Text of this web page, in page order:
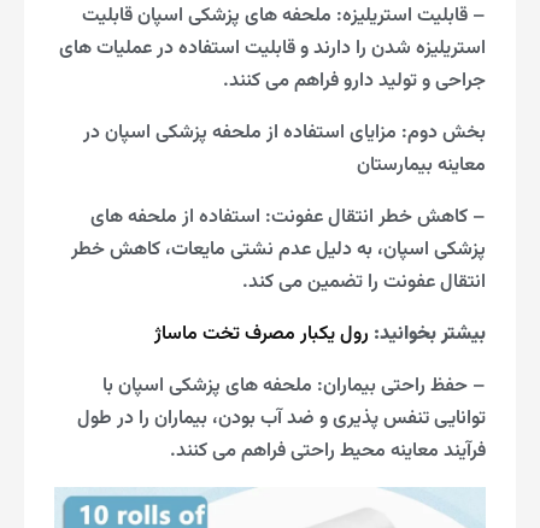
– قابلیت استریلیزه: ملحفه های پزشکی اسپان قابلیت
استریلیزه شدن را دارند و قابلیت استفاده در عملیات های
جراحی و تولید دارو فراهم می کنند.
بخش دوم: مزایای استفاده از ملحفه پزشکی اسپان در
معاینه بیمارستان
– کاهش خطر انتقال عفونت: استفاده از ملحفه های
پزشکی اسپان، به دلیل عدم نشتی مایعات، کاهش خطر
انتقال عفونت را تضمین می کند.
بیشتر بخوانید: رول یکبار مصرف تخت ماساژ
– حفظ راحتی بیماران: ملحفه های پزشکی اسپان با
توانایی تنفس پذیری و ضد آب بودن، بیماران را در طول
فرآیند معاینه محیط راحتی فراهم می کنند.